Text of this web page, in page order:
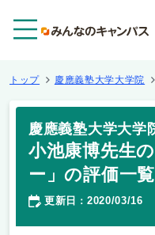
トップ 慶應義塾大学大学院
慶應義塾大学大学
小池康博先生
ー」の評価一覧
更新日 ： 2020/03/16